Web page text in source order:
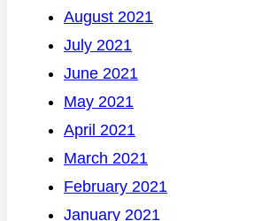
August 2021
July 2021
June 2021
May 2021
April 2021
March 2021
February 2021
January 2021